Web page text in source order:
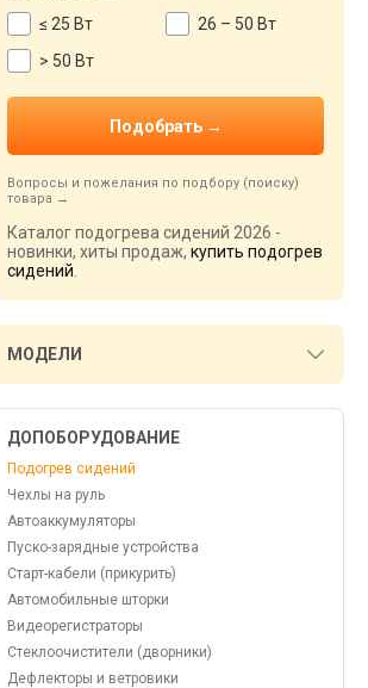
≤ 25 Вт
26 – 50 Вт
> 50 Вт
Вопросы и пожелания по подбору (поиску)
товара
Каталог подогрева сидений 2026 -
новинки, хиты продаж, купить подогрев
сидений
МОДЕЛИ
ДОПОБОРУДОВАНИЕ
Подогрев сидений
Чехлы на руль
Автоаккумуляторы
Пуско-зарядные устройства
Старт-кабели (прикурить)
Автомобильные шторки
Видеорегистраторы
Стеклоочистители (дворники)
Дефлекторы и ветровики